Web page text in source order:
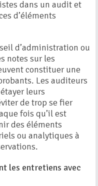
dans un audit et
d’éléments
d’administration ou
notes sur les
constituer une
Les auditeurs
leurs
de trop se fier
fois qu’il est
des éléments
ou analytiques à
les entretiens avec